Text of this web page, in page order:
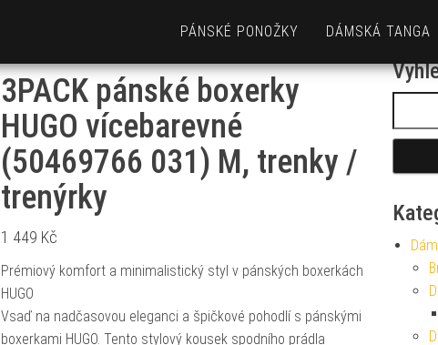
PÁNSKÉ PONOŽKY DÁMSKÁ TANGA
3PACK pánské boxerky
HUGO vícebarevné
(50469766 031) M, trenky /
trenýrky
1 449 Kč
Prémiový komfort a minimalistický styl v pánských boxerkách
HUGO
Vsaď na nadčasovou eleganci a špičkové pohodlí s pánskými
boxerkami HUGO. Tento stylový kousek spodního prádla